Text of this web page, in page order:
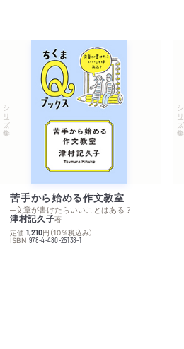
シリーズ・全集
苦手から始める作文教室
─文章が書けたらいいことはある？
津村記久子著
定価:1,210円 （10％税込み）
ISBN:978-4-480-25138-1
シリーズ・全集